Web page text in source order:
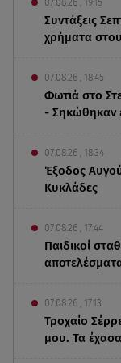
07.08.26 , 19:15
Συντάξεις
χρήματα
07.08.26 , 18:45
Φωτιά στο
- Σηκώθηκαν
07.08.26 , 18:34
Έξοδος
Κυκλάδες
07.08.26 , 17:44
Παιδικοί
07.08.26 , 17:13
Τροχαίο
μου. Τα